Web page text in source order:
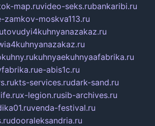
map.ruvideo-seks.rubankaribi.ru
zamkov-moskva113.ru
tovudyi4kuhnyanazakaz.ru
kuhnyaekuhnyaafabrika.ru
e-abis1c.ru
kts-services.rudark-sand.ru
x-legion.rusib-archives.ru
venda-festival.ru
dooraleksandria.ru